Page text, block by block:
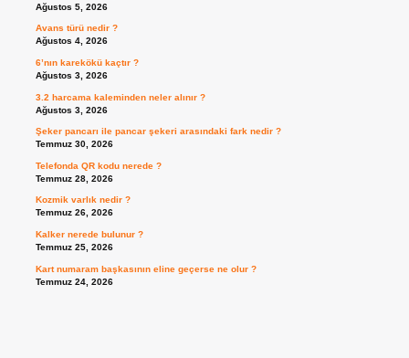
Ağustos 5, 2026
Avans türü nedir ?
Ağustos 4, 2026
6’nın karekökü kaçtır ?
Ağustos 3, 2026
3.2 harcama kaleminden neler alınır ?
Ağustos 3, 2026
Şeker pancarı ile pancar şekeri arasındaki fark nedir ?
Temmuz 30, 2026
Telefonda QR kodu nerede ?
Temmuz 28, 2026
Kozmik varlık nedir ?
Temmuz 26, 2026
Kalker nerede bulunur ?
Temmuz 25, 2026
Kart numaram başkasının eline geçerse ne olur ?
Temmuz 24, 2026